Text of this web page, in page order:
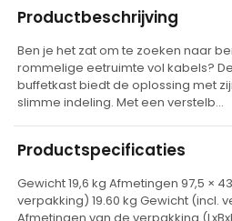
t
e
r
a
t
Productbeschrijving
Ben je het zat om te zoeken naar
rommelige eetruimte vol kabels? De
buffetkast biedt de oplossing met
slimme indeling. Met een verstelb…
Productspecificaties
Gewicht 19,6 kg Afmetingen 97,5 ×
verpakking) 19.60 kg Gewicht (incl.